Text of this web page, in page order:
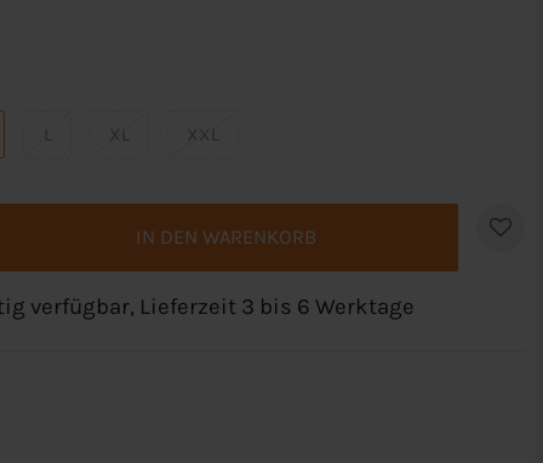
XL XXL
IN DEN WARENKORB
verfügbar, Lieferzeit 3 bis 6 Werktage